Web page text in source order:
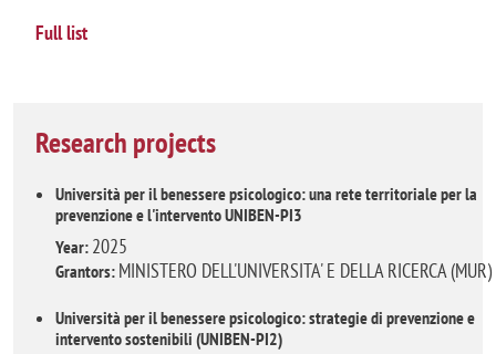
Full list
Research projects
Università per il benessere psicologico: una rete territoriale per la
prevenzione e l'intervento UNIBEN-PI3
Year: 2025
Grantors: MINISTERO DELL'UNIVERSITA' E DELLA RICERCA (MUR)
Università per il benessere psicologico: strategie di prevenzione e
intervento sostenibili (UNIBEN-PI2)